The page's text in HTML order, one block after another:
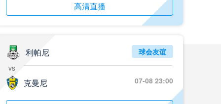
高清直播
利帕尼
vs
克曼尼
球会友谊
07-08 23:00